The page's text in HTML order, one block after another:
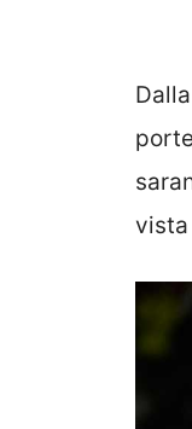
vista